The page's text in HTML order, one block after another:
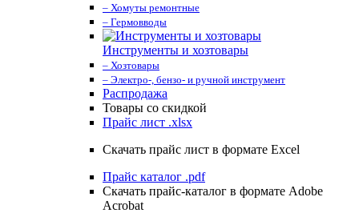
– Хомуты ремонтные
– Гермовводы
Инструменты и хозтовары
– Хозтовары
– Электро-, бензо- и ручной инструмент
Распродажа
Товары со скидкой
Прайс лист .xlsx
Скачать прайс лист в формате Excel
Прайс каталог .pdf
Скачать прайс-каталог в формате Adobe
Acrobat